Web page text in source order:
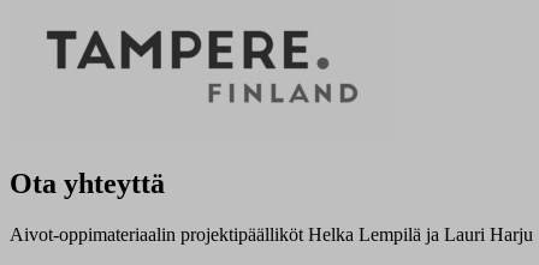
Ota yhteyttä
Aivot-oppimateriaalin projektipäälliköt Helka Lempilä ja Lauri Harju